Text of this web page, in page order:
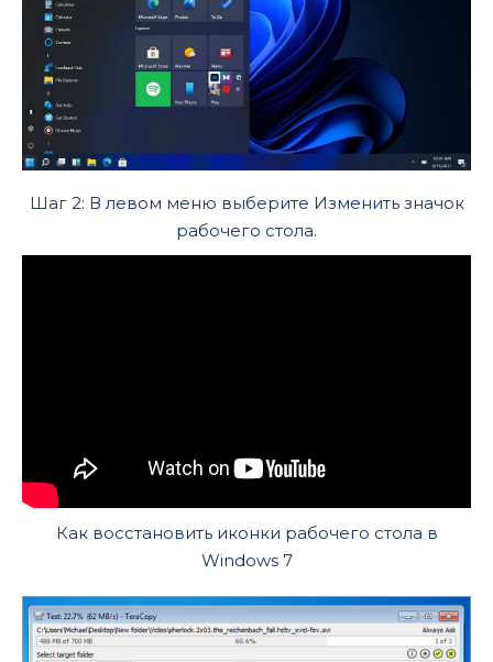
Шаг 2: В левом меню выберите Изменить значок
рабочего стола.
Как восстановить иконки рабочего стола в
Windows 7